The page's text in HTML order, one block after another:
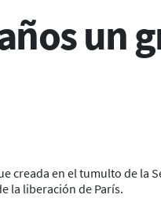
un
creada en el tumulto de
la liberación de París.